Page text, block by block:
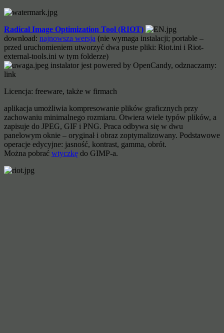
Radical Image Optimization Tool (RIOT)
download: najnowsza wersja (nie wymaga instalacji; portable –
przed uruchomieniem utworzyć dwa puste pliki: Riot.ini i Riot-
external-tools.ini w tym folderze)
instalator jest powered by OpenCandy, odznaczamy:
link
Licencja: freeware, także w firmach
aplikacja umożliwia kompresowanie plików graficznych przy
zachowaniu minimalnego rozmiaru. Otwiera wiele typów plików, a
zapisuje do JPEG, GIF i PNG. Praca odbywa się w dwu
panelowym oknie – oryginał i obraz zoptymalizowany. Podstawowe
operacje edycyjne: jasność, kontrast, gamma, obrót.
Można pobrać wtyczkę do GIMP-a.